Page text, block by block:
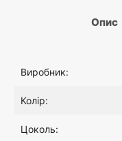
Опис
Виробник:
Колір:
Цоколь: